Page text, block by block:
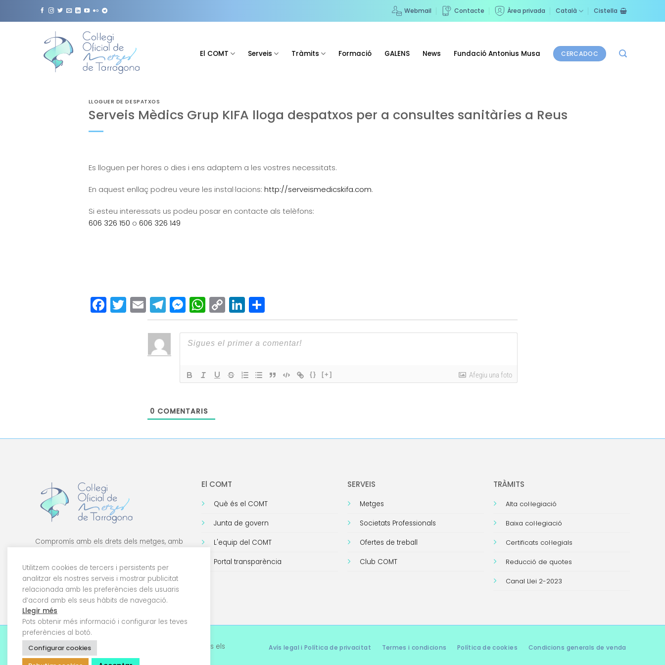
Webmail Contacte Àrea privada Català Cistella
El COMT Serveis Tràmits Formació GALENS News Fundació Antonius Musa CERCADOC
LLOGUER DE DESPATXOS
Serveis Mèdics Grup KIFA lloga despatxos per a consultes sanitàries a Reus
Es lloguen per hores o dies i ens adaptem a les vostres necessitats.
En aquest enllaç podreu veure les instal·lacions: http://serveismedicskifa.com.
Si esteu interessats us podeu posar en contacte als telèfons:
606 326 150 o 606 326 149
Facebook
Twitter
EmailTelegram
Messenger
WhatsApp
Copy
Link
LinkedIn
Comparteix
{} [+] Afegiu una foto
0 COMENTARIS
Compromís amb els drets dels metges, amb
El COMT
Què és el COMT
Junta de govern
L'equip del COMT
Portal transparència
SERVEIS
Metges
Societats Professionals
Ofertes de treball
Club COMT
TRÀMITS
Alta col·legiació
Baixa col·legiació
Certificats col·legials
Reducció de quotes
Canal Llei 2-2023
© 2026 Col·legi Oficial de Metges de Tarragona. Tots els
drets reservats
Avís legal i Política de privacitat Termes i condicions Política de cookies Condicions generals de venda
Utilitzem cookies de tercers i persistents per
analitzar els nostres serveis i mostrar publicitat
relacionada amb les preferències dels usuaris
d’acord amb els seus hàbits de navegació.
Llegir més
Pots obtenir més informació i configurar les teves
preferències al botó.
Configurar cookies